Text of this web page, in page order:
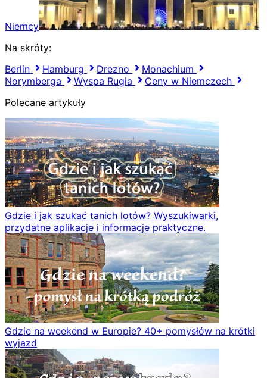
Niemcy
Na skróty:
Berlin
Hamburg Drezno
Monachium
Norymberga
Wyspa Rugia
Ceny w Niemczech
Polecane artykuły
Gdzie i jak szukać tanich lotów? Wyszukiwarki,
przydatne aplikacje i informacje praktyczne.
Gdzie na weekend w Europie? 40+ pomysłów na krótki
wyjazd